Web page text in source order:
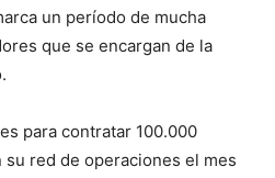
un período de mucha
que se encargan de la
para contratar 100.000
red de operaciones el mes